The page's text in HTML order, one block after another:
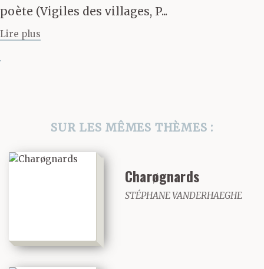
poète (Vigiles des villages, P...
Lire plus
SUR LES MÊMES THÈMES :
Charøgnards
STÉPHANE VANDERHAEGHE